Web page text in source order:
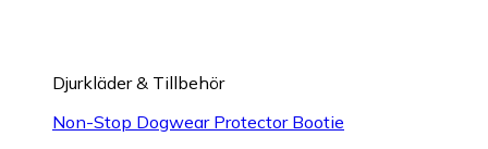
Djurkläder & Tillbehör
Non-Stop Dogwear Protector Bootie